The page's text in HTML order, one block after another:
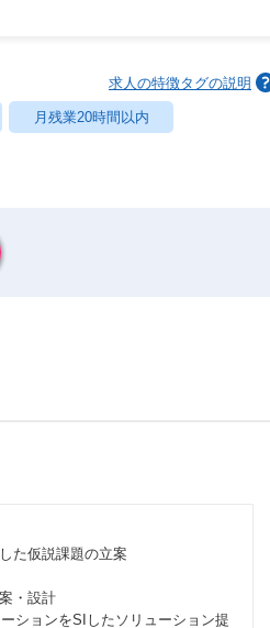
求人の特徴タグの説明
月残業20時間以内
た仮説課題の立案
・設計
ションをSIしたソリューション提